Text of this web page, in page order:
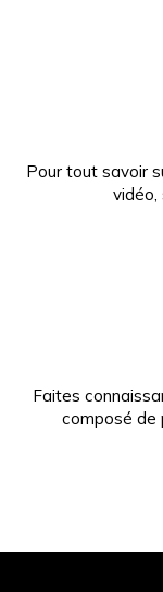
Pour tout savoir
vidéo,
Faites
composé de